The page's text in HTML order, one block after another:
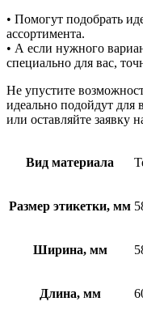
• Помогут подобрать
ассортимента.
• А если нужного
специально для вас,
Не упустите
идеально подойдут для
или оставляйте заявку
Вид материала
Размер этикетки, мм
Ширина, мм
Длина, мм